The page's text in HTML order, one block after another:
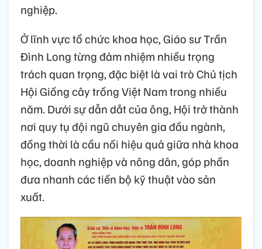
nghiệp.
Ở lĩnh vực tổ chức khoa học, Giáo sư Trần
Đình Long từng đảm nhiệm nhiều trọng
trách quan trọng, đặc biệt là vai trò Chủ tịch
Hội Giống cây trồng Việt Nam trong nhiều
năm. Dưới sự dẫn dắt của ông, Hội trở thành
nơi quy tụ đội ngũ chuyên gia đầu ngành,
đồng thời là cầu nối hiệu quả giữa nhà khoa
học, doanh nghiệp và nông dân, góp phần
đưa nhanh các tiến bộ kỹ thuật vào sản
xuất.